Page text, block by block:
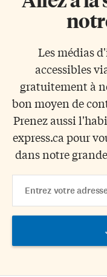
Les médias
accessibles
gratuitement à
bon moyen de
Prenez aussi
express.ca pour
dans notre
Address